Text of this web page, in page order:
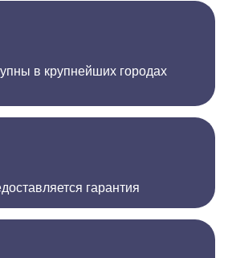
в крупнейших городах
гарантия